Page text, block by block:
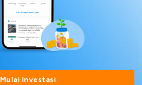
Mulai Investasi